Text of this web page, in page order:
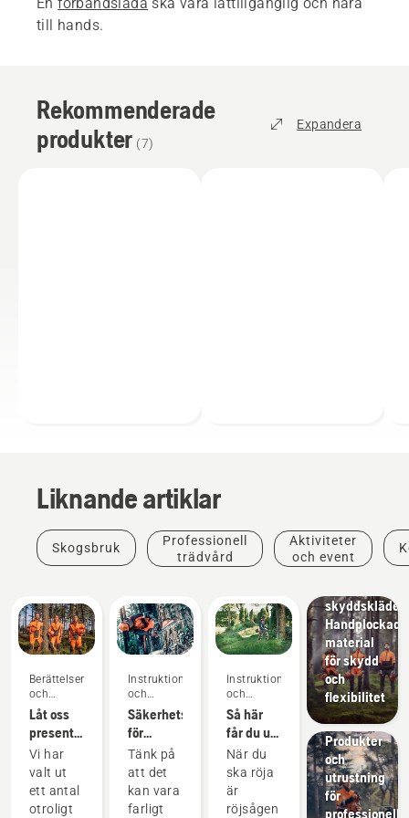
till hands.
Rekommenderade
produkter (7)
Expandera
Liknande artiklar
Skogsbruk
Professionell
trädvård
Aktiviteter
och event
Berättelser
och
inspiration
Låt oss
presentera
Husqvarnas
H-Team
– våra
mest
Vi har
valt ut
ett antal
otroligt
Instruktioner
och
guider
Säkerhetskrav
för
motorsågar
Tänk på
att det
kan vara
farligt
Instruktioner
och
guider
Så här
får du ut
det
mesta av
din
röjsåg
När du
ska röja
är
röjsågen
Produkter
och
innovationer
skyddskläder:
Handplockade
material
för skydd
och
flexibilitet
Lösningar
Produkter
och
utrustning
för
professionellt